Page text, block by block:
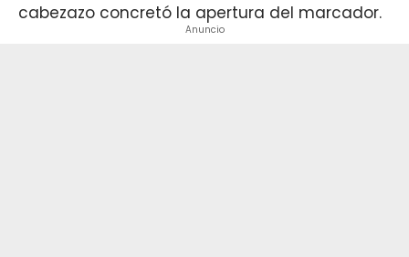
cabezazo concretó la apertura del marcador.
Anuncio